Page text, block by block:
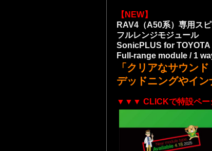
【NEW】
RAV4（A50系）専用ス
フルレンジモジュール
SonicPLUS for TOYOTA
Full-range module / 1
「クリアなサウン
デッドニングやイン
▼▼▼ CLICKで特設ペ